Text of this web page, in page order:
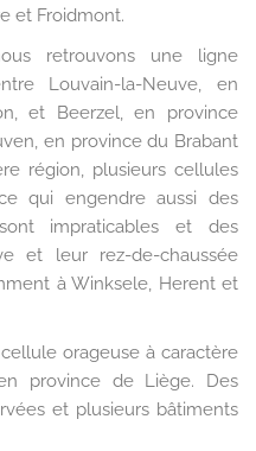
et Froidmont.
retrouvons une ligne
Louvain-la-Neuve, en
et Beerzel, en province
en province du Brabant
région, plusieurs cellules
qui engendre aussi des
impraticables et des
et leur rez-de-chaussée
à Winksele, Herent et
orageuse à caractère
province de Liège. Des
et plusieurs bâtiments